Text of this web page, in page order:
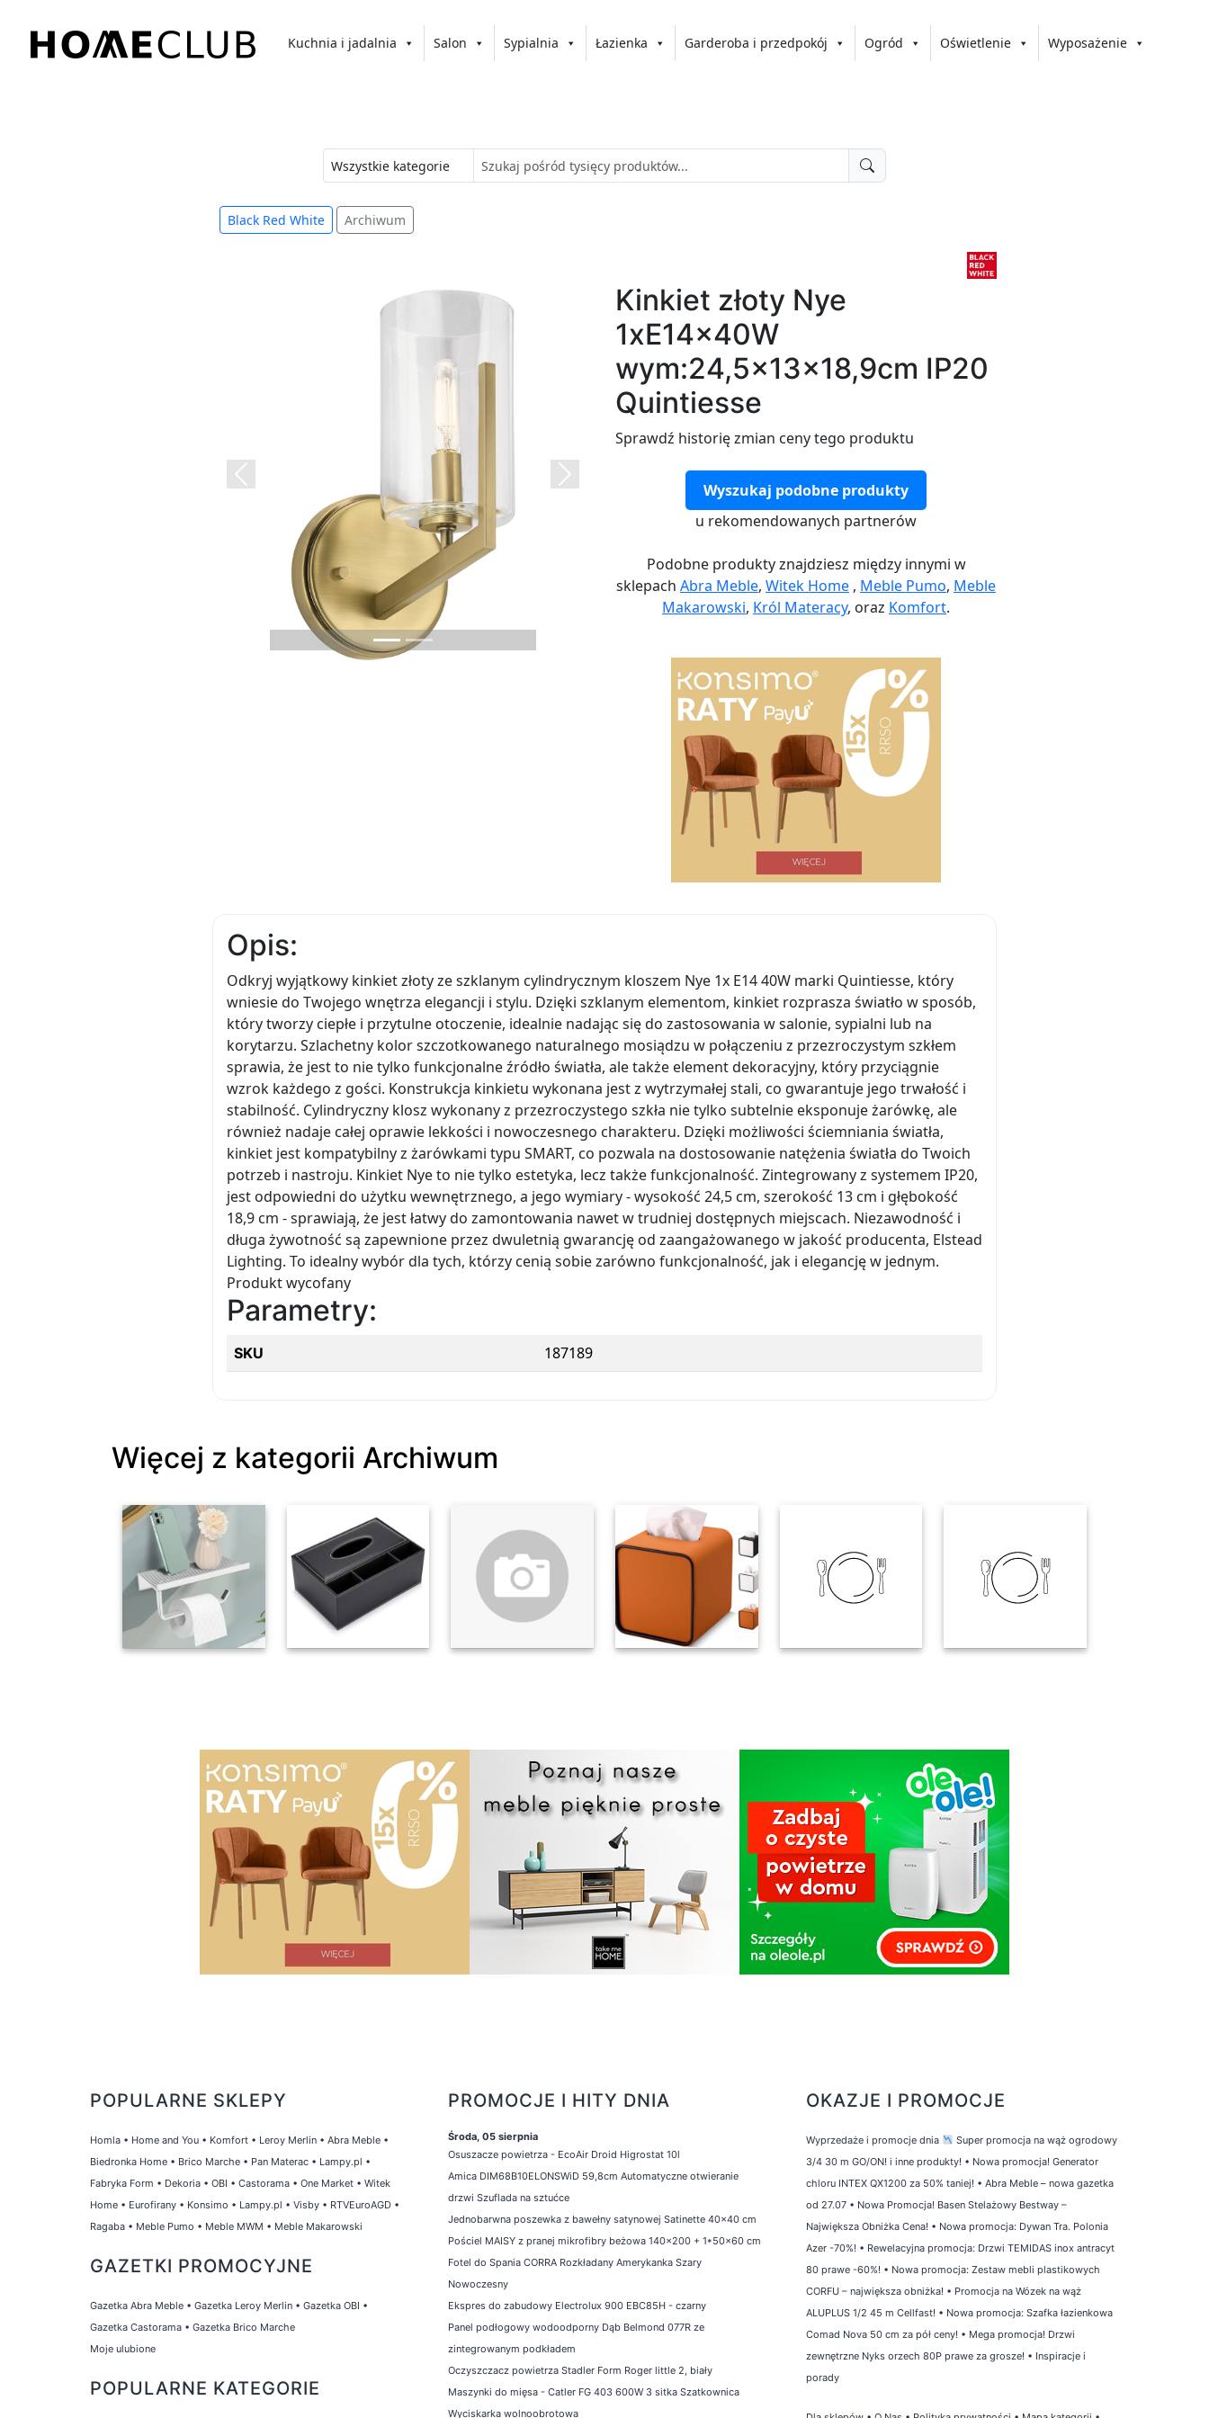
treści
Kuchnia i jadalnia Salon Sypialnia Łazienka Garderoba i przedpokój Ogród Oświetlenie Wyposażenie
Black Red White Archiwum
Previous Next
Kinkiet złoty Nye
1xE14x40W
wym:24,5x13x18,9cm IP20
Quintiesse
Sprawdź historię zmian ceny tego produktu
Wyszukaj podobne produkty
u rekomendowanych partnerów
Podobne produkty znajdziesz między innymi w
sklepach Abra Meble, Witek Home , Meble Pumo, Meble
Makarowski, Król Materacy, oraz Komfort.
Opis:
Odkryj wyjątkowy kinkiet złoty ze szklanym cylindrycznym kloszem Nye 1x E14 40W marki Quintiesse, który
wniesie do Twojego wnętrza elegancji i stylu. Dzięki szklanym elementom, kinkiet rozprasza światło w sposób,
który tworzy ciepłe i przytulne otoczenie, idealnie nadając się do zastosowania w salonie, sypialni lub na
korytarzu. Szlachetny kolor szczotkowanego naturalnego mosiądzu w połączeniu z przezroczystym szkłem
sprawia, że jest to nie tylko funkcjonalne źródło światła, ale także element dekoracyjny, który przyciągnie
wzrok każdego z gości. Konstrukcja kinkietu wykonana jest z wytrzymałej stali, co gwarantuje jego trwałość i
stabilność. Cylindryczny klosz wykonany z przezroczystego szkła nie tylko subtelnie eksponuje żarówkę, ale
również nadaje całej oprawie lekkości i nowoczesnego charakteru. Dzięki możliwości ściemniania światła,
kinkiet jest kompatybilny z żarówkami typu SMART, co pozwala na dostosowanie natężenia światła do Twoich
potrzeb i nastroju. Kinkiet Nye to nie tylko estetyka, lecz także funkcjonalność. Zintegrowany z systemem IP20,
jest odpowiedni do użytku wewnętrznego, a jego wymiary - wysokość 24,5 cm, szerokość 13 cm i głębokość
18,9 cm - sprawiają, że jest łatwy do zamontowania nawet w trudniej dostępnych miejscach. Niezawodność i
długa żywotność są zapewnione przez dwuletnią gwarancję od zaangażowanego w jakość producenta, Elstead
Lighting. To idealny wybór dla tych, którzy cenią sobie zarówno funkcjonalność, jak i elegancję w jednym.
Produkt wycofany
Parametry:
SKU 187189
Więcej z kategorii Archiwum
POPULARNE SKLEPY
Homla • Home and You • Komfort • Leroy Merlin • Abra Meble •
Biedronka Home • Brico Marche • Pan Materac • Lampy.pl •
Fabryka Form • Dekoria • OBI • Castorama • One Market • Witek
Home • Eurofirany • Konsimo • Lampy.pl • Visby • RTVEuroAGD •
Ragaba • Meble Pumo • Meble MWM • Meble Makarowski
GAZETKI PROMOCYJNE
Gazetka Abra Meble • Gazetka Leroy Merlin • Gazetka OBI •
Gazetka Castorama • Gazetka Brico Marche
Moje ulubione
POPULARNE KATEGORIE
PROMOCJE I HITY DNIA
Środa, 05 sierpnia
Osuszacze powietrza - EcoAir Droid Higrostat 10l
Amica DIM68B10ELONSWiD 59,8cm Automatyczne otwieranie
drzwi Szuflada na sztućce
Jednobarwna poszewka z bawełny satynowej Satinette 40x40 cm
Pościel MAISY z pranej mikrofibry beżowa 140x200 + 1*50x60 cm
Fotel do Spania CORRA Rozkładany Amerykanka Szary
Nowoczesny
Ekspres do zabudowy Electrolux 900 EBC85H - czarny
Panel podłogowy wodoodporny Dąb Belmond 077R ze
zintegrowanym podkładem
Oczyszczacz powietrza Stadler Form Roger little 2, biały
Maszynki do mięsa - Catler FG 403 600W 3 sitka Szatkownica
Wyciskarka wolnoobrotowa
OKAZJE I PROMOCJE
Wyprzedaże i promocje dnia
Super promocja na wąż ogrodowy
3/4 30 m GO/ON! i inne produkty! • Nowa promocja! Generator
chloru INTEX QX1200 za 50% taniej! • Abra Meble – nowa gazetka
od 27.07 • Nowa Promocja! Basen Stelażowy Bestway –
Największa Obniżka Cena! • Nowa promocja: Dywan Tra. Polonia
Azer -70%! • Rewelacyjna promocja: Drzwi TEMIDAS inox antracyt
80 prawe -60%! • Nowa promocja: Zestaw mebli plastikowych
CORFU – największa obniżka! • Promocja na Wózek na wąż
ALUPLUS 1/2 45 m Cellfast! • Nowa promocja: Szafka łazienkowa
Comad Nova 50 cm za pół ceny! • Mega promocja! Drzwi
zewnętrzne Nyks orzech 80P prawe za grosze! • Inspiracje i
porady